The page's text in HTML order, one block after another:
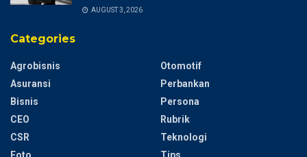
AUGUST 3, 2026
Categories
Agrobisnis
Asuransi
Bisnis
CEO
CSR
Otomotif
Perbankan
Persona
Rubrik
Teknologi